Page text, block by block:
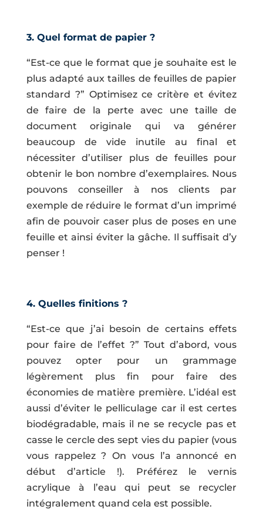
3. Quel format de papier ?
“Est-ce que le format que je souhaite est le
plus adapté aux tailles de feuilles de papier
standard ?” Optimisez ce critère et évitez
de faire de la perte avec une taille de
document originale qui va générer
beaucoup de vide inutile au final et
nécessiter d’utiliser plus de feuilles pour
obtenir le bon nombre d’exemplaires. Nous
pouvons conseiller à nos clients par
exemple de réduire le format d’un imprimé
afin de pouvoir caser plus de poses en une
feuille et ainsi éviter la gâche. Il suffisait d’y
penser !
4. Quelles finitions ?
“Est-ce que j’ai besoin de certains effets
pour faire de l’effet ?” Tout d’abord, vous
pouvez opter pour un grammage
légèrement plus fin pour faire des
économies de matière première. L’idéal est
aussi d’éviter le pelliculage car il est certes
biodégradable, mais il ne se recycle pas et
casse le cercle des sept vies du papier (vous
vous rappelez ? On vous l’a annoncé en
début d’article !). Préférez le vernis
acrylique à l’eau qui peut se recycler
intégralement quand cela est possible.